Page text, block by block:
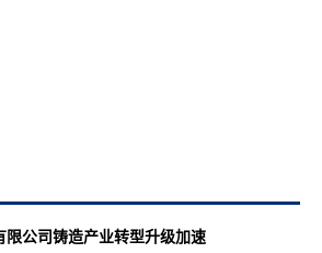
公司铸造产业转型升级加速